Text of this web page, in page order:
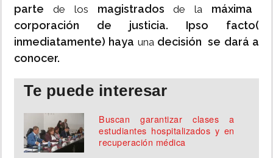
parte de los magistradosde la máxima
corporación de justicia. Ipso facto(
inmediatamente) haya unadecisión se dará a
conocer.
Te puede interesar
Buscan garantizar clases a
estudiantes hospitalizados y en
recuperación médica